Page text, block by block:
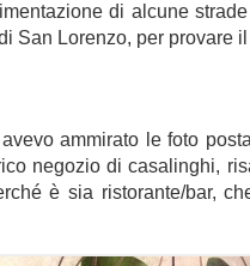
di alcune
San Lorenzo, per provare
ammirato le foto
negozio di casalinghi,
è sia ristorante/bar,